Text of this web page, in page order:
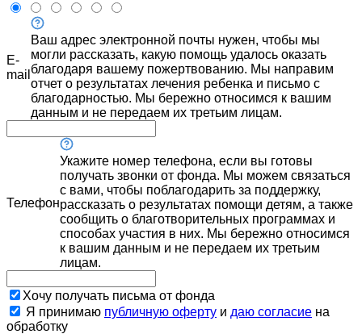
E-
mail
Ваш адрес электронной почты нужен, чтобы мы
могли рассказать, какую помощь удалось оказать
благодаря вашему пожертвованию. Мы направим
отчет о результатах лечения ребенка и письмо с
благодарностью. Мы бережно относимся к вашим
данным и не передаем их третьим лицам.
Телефон
Укажите номер телефона, если вы готовы
получать звонки от фонда. Мы можем связаться
с вами, чтобы поблагодарить за поддержку,
рассказать о результатах помощи детям, а также
сообщить о благотворительных программах и
способах участия в них. Мы бережно относимся
к вашим данным и не передаем их третьим
лицам.
Хочу получать письма от фонда
Я принимаю публичную оферту и даю согласие на
обработку